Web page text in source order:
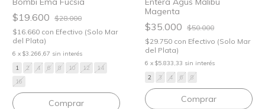
$19.600 $28.000
$16.660 con Efectivo (Solo Mar
del Plata)
6 x $3.266,67 sin interés
1
2 4 6 8 10 12
14
16
Comprar
Magenta
$35.000 $50.000
$29.750 con Efectivo (Solo Mar
del Plata)
6 x $5.833,33 sin interés
2
3 4 6 8
Comprar